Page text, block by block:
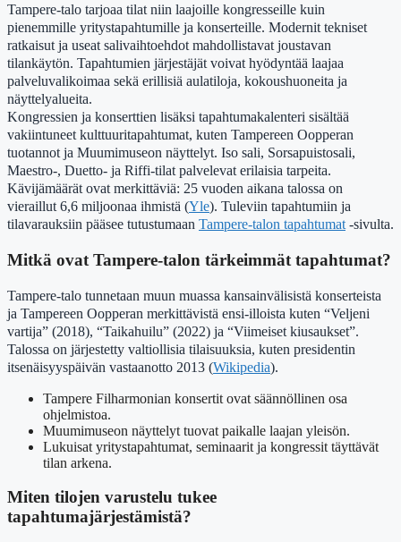
Tampere-talo tarjoaa tilat niin laajoille kongresseille kuin
pienemmille yritystapahtumille ja konserteille. Modernit tekniset
ratkaisut ja useat salivaihtoehdot mahdollistavat joustavan
tilankäytön. Tapahtumien järjestäjät voivat hyödyntää laajaa
palveluvalikoimaa sekä erillisiä aulatiloja, kokoushuoneita ja
näyttelyalueita.
Kongressien ja konserttien lisäksi tapahtumakalenteri sisältää
vakiintuneet kulttuuritapahtumat, kuten Tampereen Oopperan
tuotannot ja Muumimuseon näyttelyt. Iso sali, Sorsapuistosali,
Maestro-, Duetto- ja Riffi-tilat palvelevat erilaisia tarpeita.
Kävijämäärät ovat merkittäviä: 25 vuoden aikana talossa on
vieraillut 6,6 miljoonaa ihmistä (Yle). Tuleviin tapahtumiin ja
tilavarauksiin pääsee tutustumaan Tampere-talon tapahtumat-sivulta.
Mitkä ovat Tampere-talon tärkeimmät tapahtumat?
Tampere-talo tunnetaan muun muassa kansainvälisistä konserteista
ja Tampereen Oopperan merkittävistä ensi-illoista kuten “Veljeni
vartija” (2018), “Taikahuilu” (2022) ja “Viimeiset kiusaukset”.
Talossa on järjestetty valtiollisia tilaisuuksia, kuten presidentin
itsenäisyyspäivän vastaanotto 2013 (Wikipedia).
Tampere Filharmonian konsertit ovat säännöllinen osa
ohjelmistoa.
Muumimuseon näyttelyt tuovat paikalle laajan yleisön.
Lukuisat yritystapahtumat, seminaarit ja kongressit täyttävät
tilan arkena.
Miten tilojen varustelu tukee
tapahtumajärjestämistä?